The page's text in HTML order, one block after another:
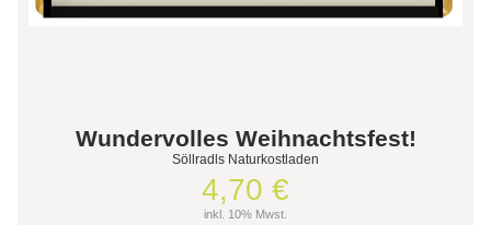
Wundervolles Weihnachtsfest!
Söllradls Naturkostladen
4,70 €
inkl. 10% Mwst.